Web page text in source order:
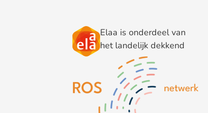
Elaa is onderdeel van
het landelijk dekkend